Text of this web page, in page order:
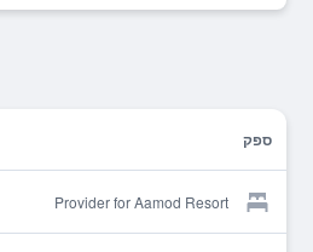
ספק
Provider for Aamod Resort